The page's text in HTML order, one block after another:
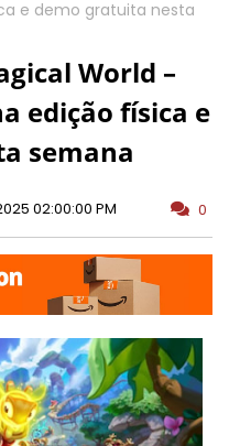
e demo gratuita nesta
World –
edição física e
semana
02:00:00 PM 0